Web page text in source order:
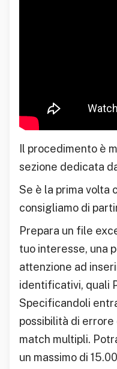
Il procedimento è
sezione dedicata
Se è la prima volta
consigliamo di
Prepara un file
tuo interesse, una
attenzione ad
identificativi, quali
Specificandoli
possibilità di errore
match multipli.
un massimo di